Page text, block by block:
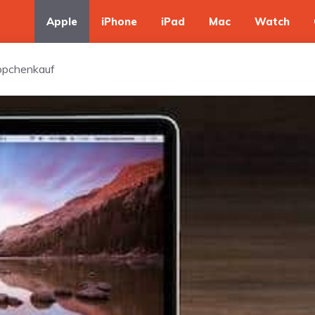
Apple iPhone iPad Mac Watch